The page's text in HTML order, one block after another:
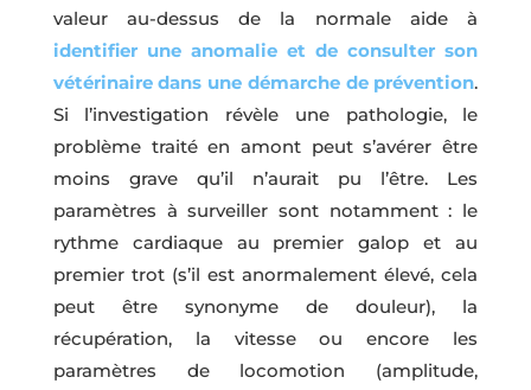
valeur au-dessus de la normale aide à
identifier une anomalie et de consulter son
vétérinaire dans une démarche de prévention.
Si l’investigation révèle une pathologie, le
problème traité en amont peut s’avérer être
moins grave qu’il n’aurait pu l’être. Les
paramètres à surveiller sont notamment : le
rythme cardiaque au premier galop et au
premier trot (s’il est anormalement élevé, cela
peut être synonyme de douleur), la
récupération, la vitesse ou encore les
paramètres de locomotion (amplitude,